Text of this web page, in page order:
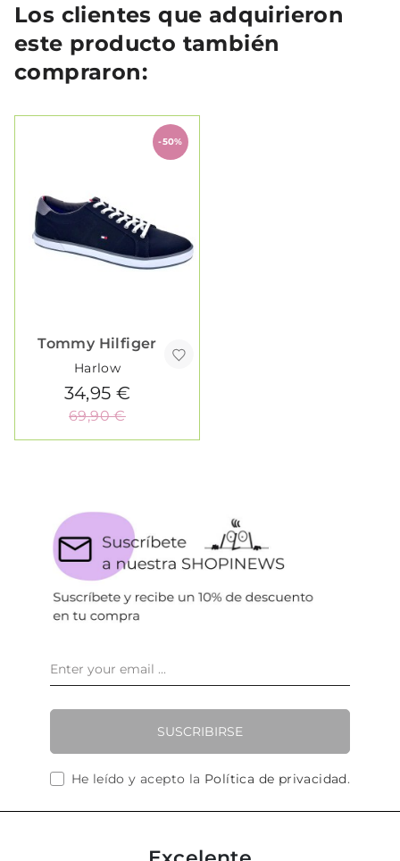
Los clientes que adquirieron
este producto también
compraron:
-50%
Tommy Hilfiger
Harlow
34,95 €
69,90 €
SUSCRIBIRSE
He leído y acepto la Política de privacidad.